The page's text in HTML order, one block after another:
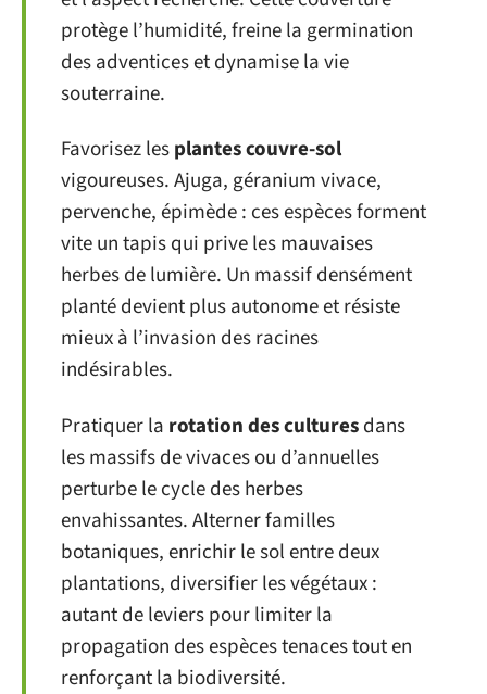
protège l’humidité, freine la germination
des adventices et dynamise la vie
souterraine.
Favorisez lesplantes couvre-sol
vigoureuses. Ajuga, géranium vivace,
pervenche, épimède : ces espèces forment
vite un tapis qui prive les mauvaises
herbes de lumière. Un massif densément
planté devient plus autonome et résiste
mieux à l’invasion des racines
indésirables.
Pratiquer la rotation des culturesdans
les massifs de vivaces ou d’annuelles
perturbe le cycle des herbes
envahissantes. Alterner familles
botaniques, enrichir le sol entre deux
plantations, diversifier les végétaux :
autant de leviers pour limiter la
propagation des espèces tenaces tout en
renforçant la biodiversité.